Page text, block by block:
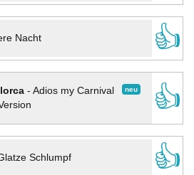
Nacht
👍
neu
- Adios my Carnival
👍
Schlumpf
👍